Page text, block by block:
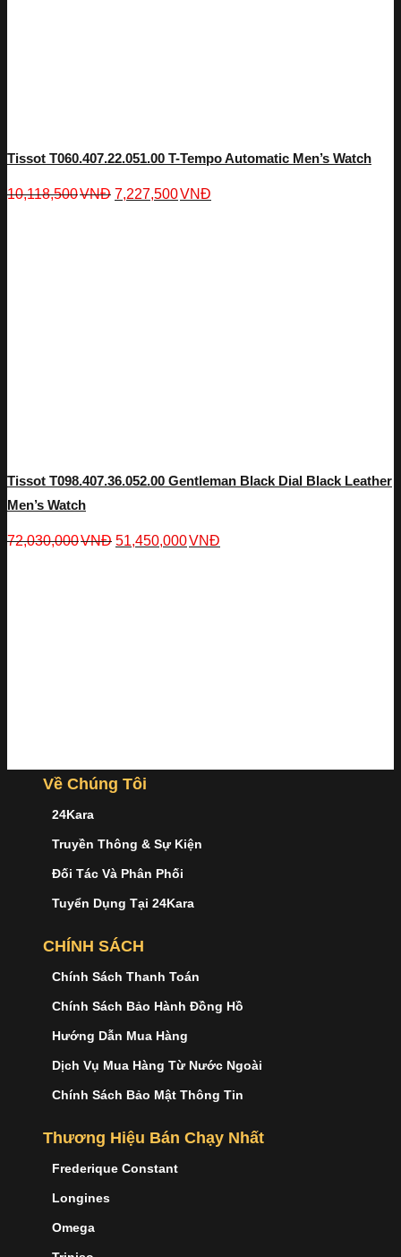
Tissot T060.407.22.051.00 T-Tempo Automatic Men’s Watch
10,118,500VNĐ 7,227,500VNĐ
Tissot T098.407.36.052.00 Gentleman Black Dial Black Leather
Men’s Watch
72,030,000VNĐ 51,450,000VNĐ
Về Chúng Tôi
24Kara
Truyền Thông & Sự Kiện
Đối Tác Và Phân Phối
Tuyển Dụng Tại 24Kara
CHÍNH SÁCH
Chính Sách Thanh Toán
Chính Sách Bảo Hành Đồng Hồ
Hướng Dẫn Mua Hàng
Dịch Vụ Mua Hàng Từ Nước Ngoài
Chính Sách Bảo Mật Thông Tin
Thương Hiệu Bán Chạy Nhất
Frederique Constant
Longines
Omega